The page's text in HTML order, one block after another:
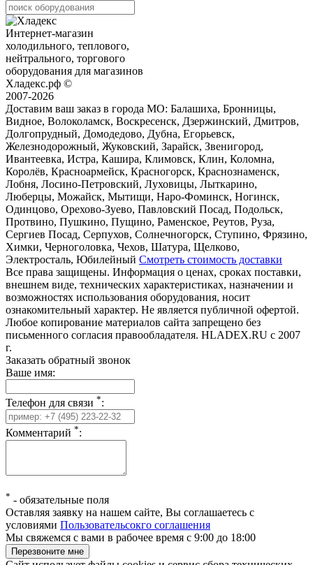
Интернет-магазин
холодильного, теплового,
нейтрального, торгового
оборудования для магазинов
Хладекс.рф ©
2007-2026
Доставим ваш заказ в города МО: Балашиха, Бронницы,
Видное, Волоколамск, Воскресенск, Дзержинский, Дмитров,
Долгопрудный, Домодедово, Дубна, Егорьевск,
Железнодорожный, Жуковский, Зарайск, Звенигород,
Ивантеевка, Истра, Кашира, Климовск, Клин, Коломна,
Королёв, Красноармейск, Красногорск, Краснознаменск,
Лобня, Лосино-Петровский, Луховицы, Лыткарино,
Люберцы, Можайск, Мытищи, Наро-Фоминск, Ногинск,
Одинцово, Орехово-Зуево, Павловский Посад, Подольск,
Протвино, Пушкино, Пущино, Раменское, Реутов, Руза,
Сергиев Посад, Серпухов, Солнечногорск, Ступино, Фрязино,
Химки, Черноголовка, Чехов, Шатура, Щелково,
Электросталь, Юбилейный Смотреть стоимость доставки
Все права защищены. Информация о ценах, сроках поставки,
внешнем виде, технических характеристиках, назначении и
возможностях использования оборудования, носит
ознакомительный характер. Не является публичной офертой.
Любое копирование материалов сайта запрещено без
письменного согласия правообладателя. HLADEX.RU c 2007
г.
Заказать обратный звонок
Ваше имя:
Телефон для связи *:
Комментарий *:
* - обязательные поля
Оставляя заявку на нашем сайте, Вы соглашаетесь с
условиями Пользовательсокго соглашения
Мы свяжемся с вами в рабочее время с 9:00 до 18:00